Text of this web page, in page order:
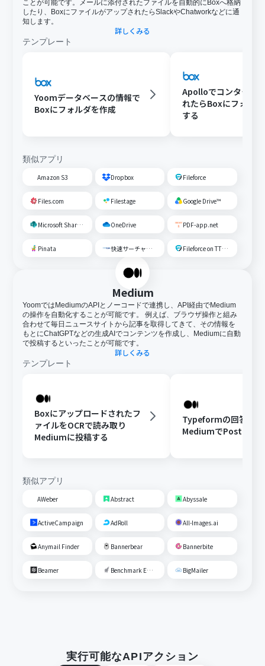
ことが可能です。メールに添付されたファイルを自動的にBoxへ格納
したり、BoxにファイルがアップされたらSlackやChatworkなどに通
知します。
詳しくみる
テンプレート
Yoomデータベースの情報で
Boxにフォルダを作成
Apolloでコンタクト
れたらBoxにフォル
する
類似アプリ
Amazon S3 Dropbox Fileforce
Files.com Filestage Google Drive™
Microsoft SharePoint OneDrive PDF-app.net
Pinata 快速サーチャーGX Fileforce on TTS Cloud
Medium
YoomではMediumのAPIとノーコードで連携し、API経由でMedium
の操作を自動化することが可能です。 例えば、ブラウザ操作と組み
合わせて毎日ニュースサイトから記事を取得してきて、その情報を
もとにChatGPTなどの生成AIでコンテンツを作成し、Mediumに自動
で投稿するといったことが可能です。
詳しくみる
テンプレート
Boxにアップロードされたフ
ァイルをOCRで読み取り
Mediumに投稿する
Typeformの回答を
MediumでPostを作
類似アプリ
AWeber Abstract Abyssale
ActiveCampaign AdRoll All-Images.ai
Anymail Finder Bannerbear Bannerbite
Beamer Benchmark Email BigMailer
実行可能なAPIアクション